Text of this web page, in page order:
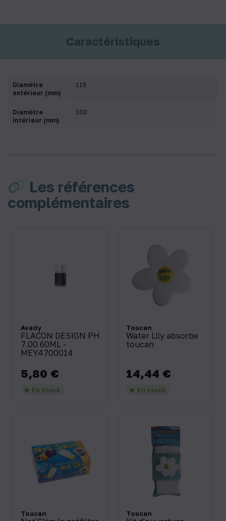
Caractéristiques
Diamètre
extérieur (mm)
115
Diamètre
intérieur (mm)
100
Les références
complémentaires
Avady
FLACON DESIGN PH
7.00 60ML -
MEY4700014
Prix
5,80 €
En stock
Toucan
Water Lily absorbe
toucan
Prix
14,44 €
En stock
Toucan Toucan